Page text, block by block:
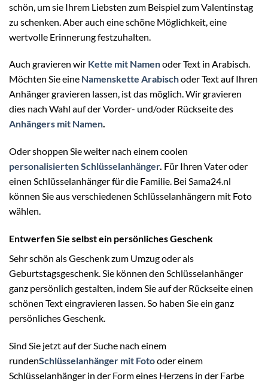
schön, um sie Ihrem Liebsten zum Beispiel zum Valentinstag
zu schenken. Aber auch eine schöne Möglichkeit, eine
wertvolle Erinnerung festzuhalten.
Auch gravieren wir Kette mit Namenoder Text in Arabisch.
Möchten Sie eine Namenskette Arabischoder Text auf Ihren
Anhänger gravieren lassen, ist das möglich. Wir gravieren
dies nach Wahl auf der Vorder- und/oder Rückseite des
Anhängers mit Namen.
Oder shoppen Sie weiter nach einem coolen
personalisierten Schlüsselanhänger. Für Ihren Vater oder
einen Schlüsselanhänger für die Familie. Bei Sama24.nl
können Sie aus verschiedenen Schlüsselanhängern mit Foto
wählen.
Entwerfen Sie selbst ein persönliches Geschenk
Sehr schön als Geschenk zum Umzug oder als
Geburtstagsgeschenk. Sie können den Schlüsselanhänger
ganz persönlich gestalten, indem Sie auf der Rückseite einen
schönen Text eingravieren lassen. So haben Sie ein ganz
persönliches Geschenk.
Sind Sie jetzt auf der Suche nach einem
rundenSchlüsselanhänger mit Fotooder einem
Schlüsselanhänger in der Form eines Herzens in der Farbe